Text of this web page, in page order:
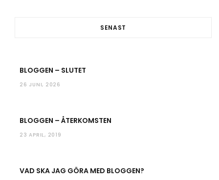
r
r
SENAST
BLOGGEN – SLUTET
26 JUNI, 2026
BLOGGEN – ÅTERKOMSTEN
23 APRIL, 2019
VAD SKA JAG GÖRA MED BLOGGEN?